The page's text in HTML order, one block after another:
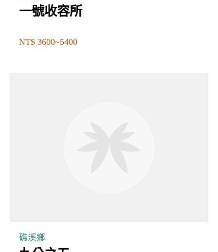
一號收容所
NT$ 3600~5400
礁溪鄉